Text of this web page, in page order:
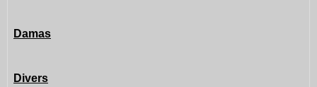
Damas
Divers